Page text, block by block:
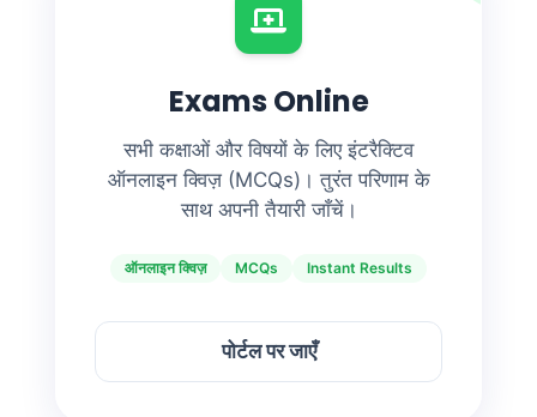
Exams Online
सभी कक्षाओं और विषयों के लिए इंटरैक्टिव
ऑनलाइन क्विज़ (MCQs)। तुरंत परिणाम के
साथ अपनी तैयारी जाँचें।
ऑनलाइन क्विज़ MCQs Instant Results
पोर्टल पर जाएँ